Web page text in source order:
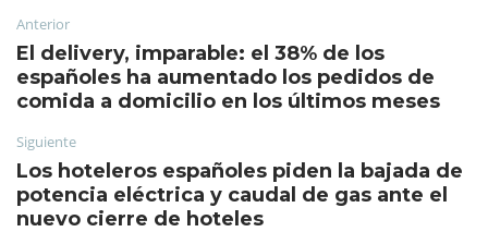
Anterior
El delivery, imparable: el 38% de los
españoles ha aumentado los pedidos de
comida a domicilio en los últimos meses
Siguiente
Los hoteleros españoles piden la bajada de
potencia eléctrica y caudal de gas ante el
nuevo cierre de hoteles